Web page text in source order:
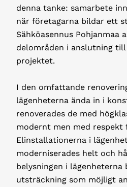
denna tanke: samarbete
när företagarna bildar ett
Sähköasennus Pohjanmaa
delområden i anslutning
projektet.
I den omfattande
lägenheterna ända in i
renoverades de med
modernt men med respekt
Elinstallationerna i
moderniserades helt och
belysningen i
utsträckning som möjligt